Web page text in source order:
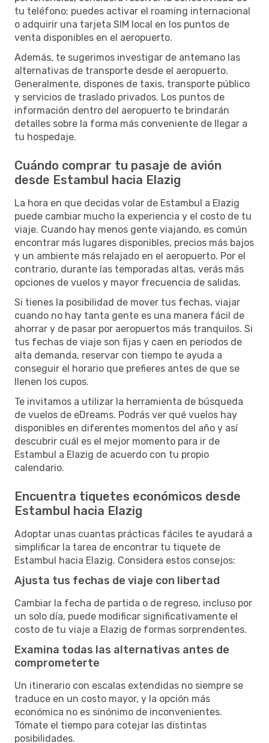
tu teléfono; puedes activar el roaming internacional
o adquirir una tarjeta SIM local en los puntos de
venta disponibles en el aeropuerto.
Además, te sugerimos investigar de antemano las
alternativas de transporte desde el aeropuerto.
Generalmente, dispones de taxis, transporte público
y servicios de traslado privados. Los puntos de
información dentro del aeropuerto te brindarán
detalles sobre la forma más conveniente de llegar a
tu hospedaje.
Cuándo comprar tu pasaje de avión
desde Estambul hacia Elazig
La hora en que decidas volar de Estambul a Elazig
puede cambiar mucho la experiencia y el costo de tu
viaje. Cuando hay menos gente viajando, es común
encontrar más lugares disponibles, precios más bajos
y un ambiente más relajado en el aeropuerto. Por el
contrario, durante las temporadas altas, verás más
opciones de vuelos y mayor frecuencia de salidas.
Si tienes la posibilidad de mover tus fechas, viajar
cuando no hay tanta gente es una manera fácil de
ahorrar y de pasar por aeropuertos más tranquilos. Si
tus fechas de viaje son fijas y caen en periodos de
alta demanda, reservar con tiempo te ayuda a
conseguir el horario que prefieres antes de que se
llenen los cupos.
Te invitamos a utilizar la herramienta de búsqueda
de vuelos de eDreams. Podrás ver qué vuelos hay
disponibles en diferentes momentos del año y así
descubrir cuál es el mejor momento para ir de
Estambul a Elazig de acuerdo con tu propio
calendario.
Encuentra tiquetes económicos desde
Estambul hacia Elazig
Adoptar unas cuantas prácticas fáciles te ayudará a
simplificar la tarea de encontrar tu tiquete de
Estambul hacia Elazig. Considera estos consejos:
Ajusta tus fechas de viaje con libertad
Cambiar la fecha de partida o de regreso, incluso por
un solo día, puede modificar significativamente el
costo de tu viaje a Elazig de formas sorprendentes.
Examina todas las alternativas antes de
comprometerte
Un itinerario con escalas extendidas no siempre se
traduce en un costo mayor, y la opción más
económica no es sinónimo de inconvenientes.
Tómate el tiempo para cotejar las distintas
posibilidades.